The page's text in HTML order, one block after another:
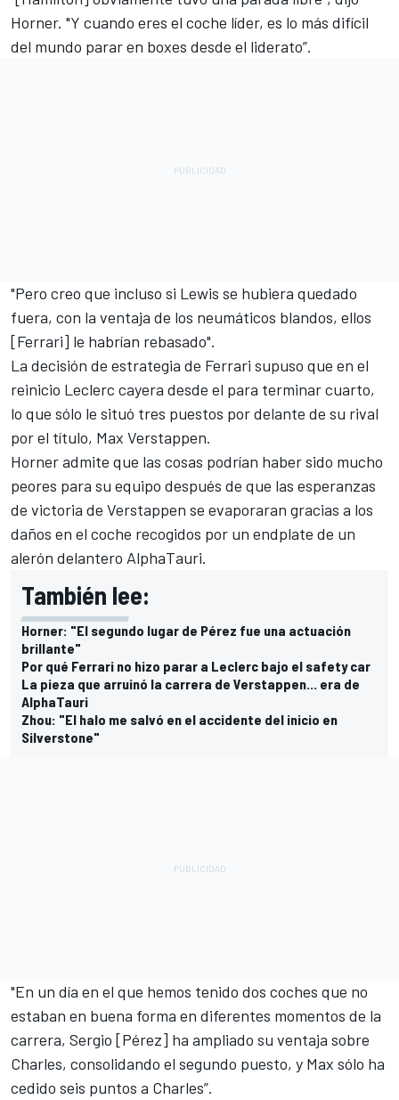
Horner. "Y cuando eres el coche líder, es lo más difícil
del mundo parar en boxes desde el liderato”.
"Pero creo que incluso si Lewis se hubiera quedado
fuera, con la ventaja de los neumáticos blandos, ellos
[Ferrari] le habrían rebasado".
La decisión de estrategia de Ferrari supuso que en el
reinicio Leclerc cayera desde el para terminar cuarto,
lo que sólo le situó tres puestos por delante de su rival
por el título, Max Verstappen.
Horner admite que las cosas podrían haber sido mucho
peores para su equipo después de que las esperanzas
de victoria de Verstappen se evaporaran gracias a los
daños en el coche recogidos por un endplate de un
alerón delantero AlphaTauri.
También lee:
Horner: "El segundo lugar de Pérez fue una actuación
brillante"
Por qué Ferrari no hizo parar a Leclerc bajo el safety car
La pieza que arruinó la carrera de Verstappen... era de
AlphaTauri
Zhou: "El halo me salvó en el accidente del inicio en
Silverstone"
"En un día en el que hemos tenido dos coches que no
estaban en buena forma en diferentes momentos de la
carrera, Sergio [Pérez] ha ampliado su ventaja sobre
Charles, consolidando el segundo puesto, y Max sólo ha
cedido seis puntos a Charles”.